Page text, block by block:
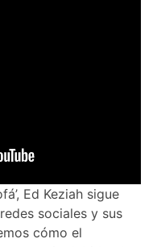
Ed Keziah sigue
sociales y sus
cómo el